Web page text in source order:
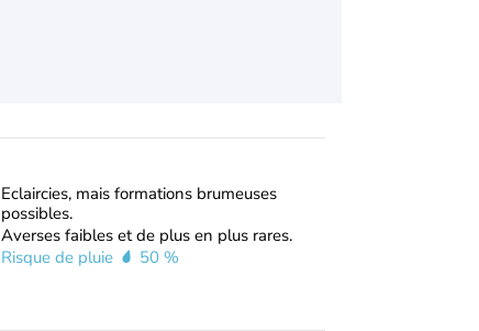
Eclaircies, mais formations brumeuses
possibles.
Averses faibles et de plus en plus rares.
Risque de pluie
50 %